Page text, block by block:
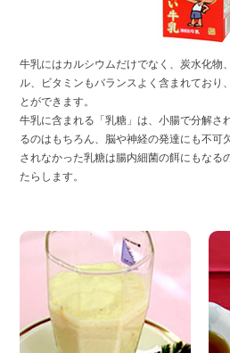
牛乳にはカルシウムだけでなく、炭水化物
ル、ビタミンもバランスよく含まれており
とができます。
牛乳に含まれる「乳糖」は、小腸で分解さ
るのはもちろん、脳や神経の発達にも不可
されなかった乳糖は腸内細菌の餌にもなる
たらします。